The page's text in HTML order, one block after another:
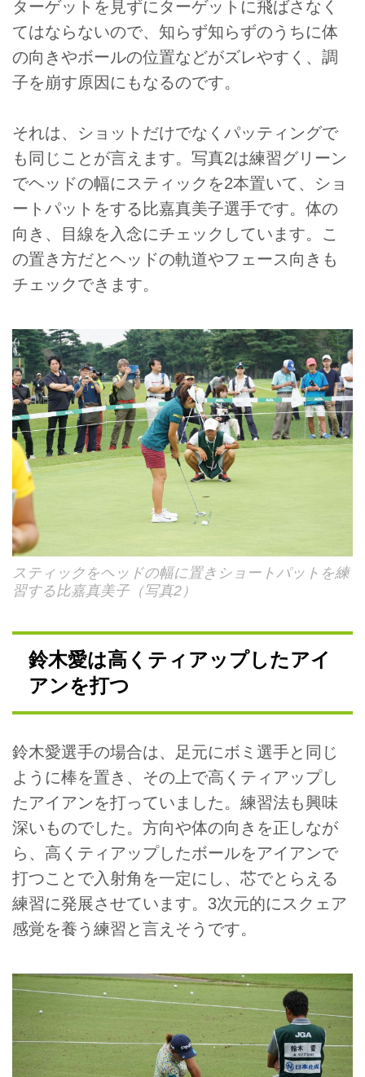
ターゲットを見ずにターゲットに飛ばさなく
てはならないので、知らず知らずのうちに体
の向きやボールの位置などがズレやすく、調
子を崩す原因にもなるのです。
それは、ショットだけでなくパッティングで
も同じことが言えます。写真2は練習グリーン
でヘッドの幅にスティックを2本置いて、ショ
ートパットをする比嘉真美子選手です。体の
向き、目線を入念にチェックしています。こ
の置き方だとヘッドの軌道やフェース向きも
チェックできます。
スティックをヘッドの幅に置きショートパットを練
習する比嘉真美子（写真2）
鈴木愛は高くティアップしたアイ
アンを打つ
鈴木愛選手の場合は、足元にボミ選手と同じ
ように棒を置き、その上で高くティアップし
たアイアンを打っていました。練習法も興味
深いものでした。方向や体の向きを正しなが
ら、高くティアップしたボールをアイアンで
打つことで入射角を一定にし、芯でとらえる
練習に発展させています。3次元的にスクェア
感覚を養う練習と言えそうです。